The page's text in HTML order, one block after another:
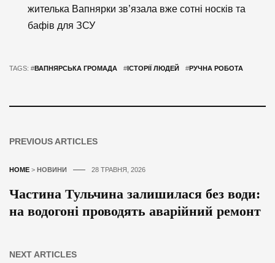
жителька Вапнярки зв’язала вже сотні носків та
бафів для ЗСУ
TAGS: #ВАПНЯРСЬКА ГРОМАДА #ІСТОРІЇ ЛЮДЕЙ #РУЧНА РОБОТА
PREVIOUS ARTICLES
HOME > НОВИНИ 28 ТРАВНЯ, 2026
Частина Тульчина залишилася без води:
на водогоні проводять аварійний ремонт
NEXT ARTICLES